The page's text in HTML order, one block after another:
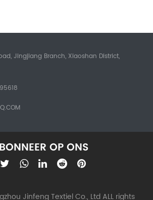
Jingjiang Branch, Xiaoshan District,
OP ONS
Jinfeng Textiel Co., Ltd ALL rights